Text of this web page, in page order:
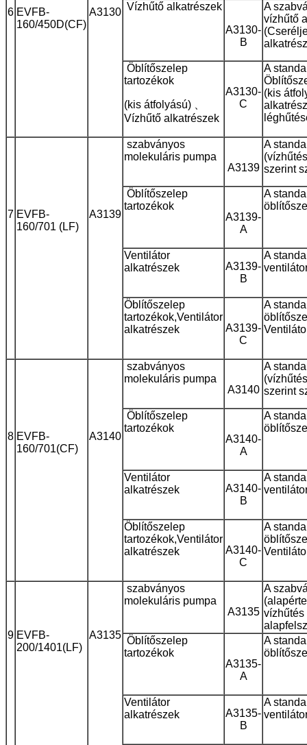
6 EVFB-
160/450D(CF)
A3130 Vízhűtő alkatrészek
A3130-
B
A
vízhűtő
Öblítőszelep
tartozékok
(kis átfolyású) 、
Vízhűtő alkatrészek
A3130-
C
A
(kis
7 EVFB-
160/701 (LF)
A3139
szabványos
molekuláris pumpa
A3139
A
szerint
Öblítőszelep
tartozékok
A3139-
A
A
Ventilátor
alkatrészek
A3139-
B
A
Öblítőszelep
tartozékok,Ventilátor
alkatrészek
A3139-
C
A
8 EVFB-
160/701(CF)
A3140
szabványos
molekuláris pumpa
A3140
A
szerint
Öblítőszelep
tartozékok
A3140-
A
A
Ventilátor
alkatrészek
A3140-
B
A
Öblítőszelep
tartozékok,Ventilátor
alkatrészek
A3140-
C
A
9 EVFB-
200/1401(LF)
A3135
szabványos
molekuláris pumpa
A3135
A
vízhűtés
Öblítőszelep
tartozékok
A3135-
A
A
Ventilátor
alkatrészek
A3135-
B
A